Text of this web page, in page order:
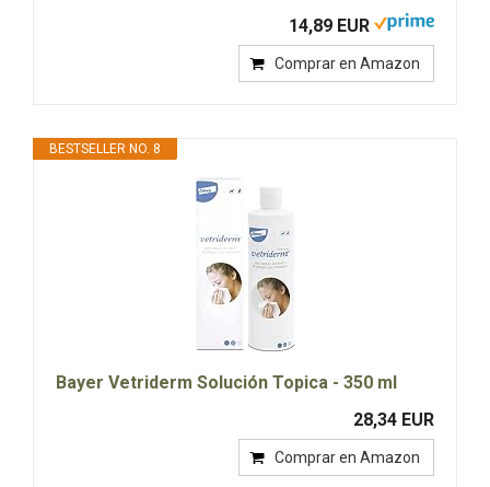
14,89 EUR
Comprar en Amazon
BESTSELLER NO. 8
Bayer Vetriderm Solución Topica - 350 ml
28,34 EUR
Comprar en Amazon